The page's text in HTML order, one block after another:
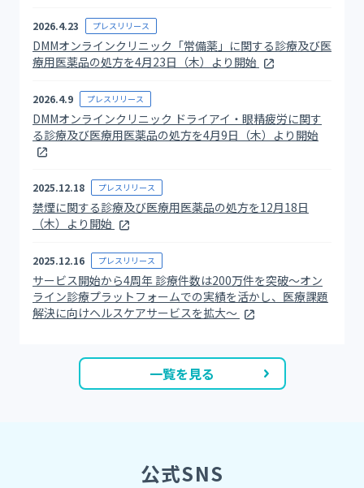
2026.4.23 プレスリリース
DMMオンラインクリニック「常備薬」に関する診療及び医
療用医薬品の処方を4月23日（木）より開始
2026.4.9 プレスリリース
DMMオンラインクリニック ドライアイ・眼精疲労に関す
る診療及び医療用医薬品の処方を4月9日（木）より開始
2025.12.18 プレスリリース
禁煙に関する診療及び医療用医薬品の処方を12月18日
（木）より開始
2025.12.16 プレスリリース
サービス開始から4周年 診療件数は200万件を突破～オン
ライン診療プラットフォームでの実績を活かし、医療課題
解決に向けヘルスケアサービスを拡大～
一覧を見る
公式SNS